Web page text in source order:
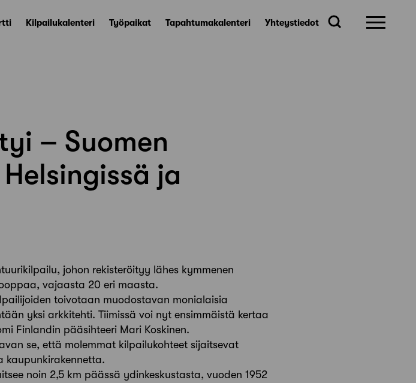
Kilpailukalenteri Työpaikat Tapahtumakalenteri Yhteystiedot
– Suomen
ja
johon rekisteröityy lähes kymmenen
vajaasta 20 eri maasta.
toivotaan muodostavan monialaisia
yksi arkkitehti. Tiimissä voi nyt ensimmäistä kertaa
Finlandin pääsihteeri Mari Koskinen.
se, että molemmat kilpailukohteet sijaitsevat
kaupunkirakennetta.
noin 2,5 km päässä ydinkeskustasta, vuoden 1952